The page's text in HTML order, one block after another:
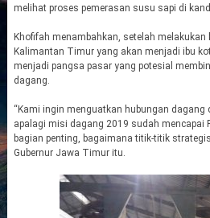
melihat proses pemerasan susu sapi di
Khofifah menambahkan, setelah melakukan
Kalimantan Timur yang akan menjadi ibu
menjadi pangsa pasar yang potesial
dagang.
“Kami ingin menguatkan hubungan dagang
apalagi misi dagang 2019 sudah mencapai
bagian penting, bagaimana titik-titik
Gubernur Jawa Timur itu.